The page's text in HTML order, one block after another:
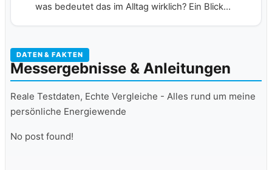
was bedeutet das im Alltag wirklich? Ein Blick...
DATEN & FAKTEN
Messergebnisse & Anleitungen
Reale Testdaten, Echte Vergleiche - Alles rund um meine
persönliche Energiewende
No post found!